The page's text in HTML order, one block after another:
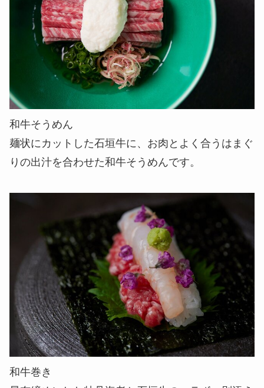
和牛そうめん
麺状にカットした石垣牛に、お肉とよく合うはまぐ
りの出汁を合わせた和牛そうめんです。
和牛巻き